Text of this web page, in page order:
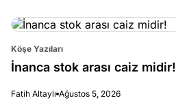
Köşe Yazıları
İnanca stok arası caiz midir!
Fatih Altaylı Ağustos 5, 2026